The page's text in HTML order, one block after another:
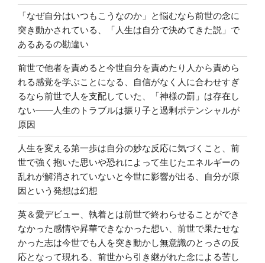
「なぜ自分はいつもこうなのか」と悩むなら前世の念に
突き動かされている、「人生は自分で決めてきた説」で
あるあるの勘違い
前世で他者を責めると今世自分を責めたり人から責めら
れる感覚を学ぶことになる、自信がなく人に合わせすぎ
るなら前世で人を支配していた、「神様の罰」は存在し
ない――人生のトラブルは振り子と過剰ポテンシャルが
原因
人生を変える第一歩は自分の妙な反応に気づくこと、前
世で強く抱いた思いや恐れによって生じたエネルギーの
乱れが解消されていないと今世に影響が出る、自分が原
因という発想は幻想
英＆愛デビュー、執着とは前世で終わらせることができ
なかった感情や昇華できなかった想い、前世で果たせな
かった志は今世でも人を突き動かし無意識のとっさの反
応となって現れる、前世から引き継がれた念による苦し